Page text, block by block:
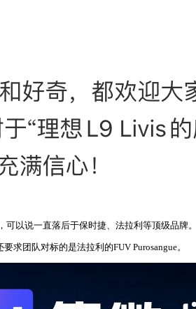
以说一直落后于保时捷、法拉利等顶级品牌。
团队对标的是法拉利的FUV Purosangue。